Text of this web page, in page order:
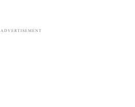
ADVERTISEMENT